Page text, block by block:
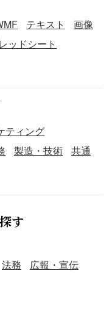
テキスト
画像
ッドシート
ティング
製造・技術
共通
す
法務
広報・宣伝